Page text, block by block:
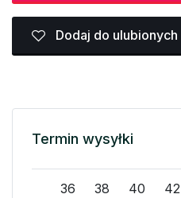
Dodaj do ulubionych
Termin wysyłki
36 38 40 42